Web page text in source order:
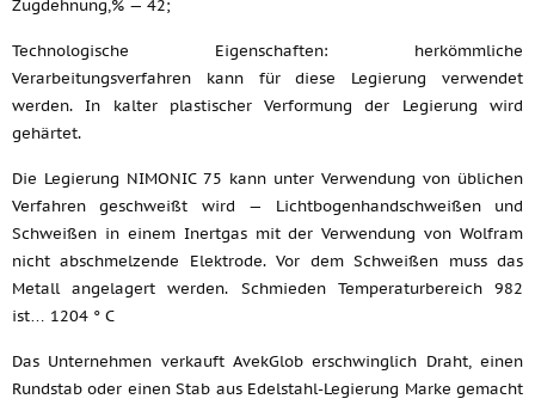
Zugdehnung,% — 42;
Technologische Eigenschaften: herkömmliche
Verarbeitungsverfahren kann für diese Legierung verwendet
werden. In kalter plastischer Verformung der Legierung wird
gehärtet.
Die Legierung NIMONIC 75 kann unter Verwendung von üblichen
Verfahren geschweißt wird — Lichtbogenhandschweißen und
Schweißen in einem Inertgas mit der Verwendung von Wolfram
nicht abschmelzende Elektrode. Vor dem Schweißen muss das
Metall angelagert werden. Schmieden Temperaturbereich 982
ist… 1204 ° C
Das Unternehmen verkauft AvekGlob erschwinglich Draht, einen
Rundstab oder einen Stab aus Edelstahl-Legierung Marke gemacht